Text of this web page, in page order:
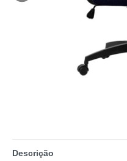
Descrição